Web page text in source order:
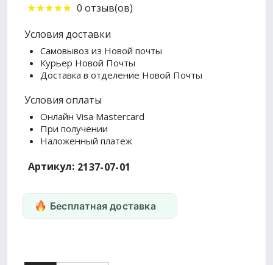
0 отзыв(ов)
Условия доставки
Самовывоз из Новой почты
Курьер Новой Почты
Доставка в отделение Новой Почты
Условия оплаты
Онлайн Visa Mastercard
При получении
Наложенный платеж
Артикул: 2137-07-01
Бесплатная доставка